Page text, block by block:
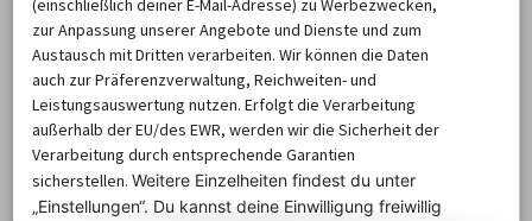
Am besten reist du mit dem Flugzeug nach Norwegen,
um deinen Roadtrip zu starten. Den passenden
Mietwagen für diese Route gibt’s am Flughafen Tromsø
zur Anpassung unserer Angebote und Dienste und zum
Austausch mit Dritten verarbeiten. Wir können die Daten
auch zur Präferenzverwaltung, Reichweiten- und
Leistungsauswertung nutzen. Erfolgt die Verarbeitung
außerhalb der EU/des EWR, werden wir die Sicherheit der
Verarbeitung durch entsprechende Garantien
sicherstellen.Weitere Einzelheiten findest du unter
„Einstellungen“. Du kannst deine Einwilligung freiwillig